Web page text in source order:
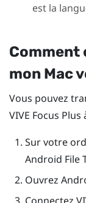
est la
Comment
mon Mac
Vous pouvez
VIVE Focus Plus
Sur votre
Android File
Ouvrez